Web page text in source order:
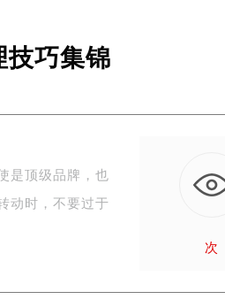
技巧集锦
是顶级品牌，也
动时，不要过于
次